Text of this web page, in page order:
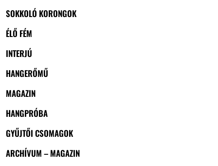
SOKKOLÓ KORONGOK
ÉLŐ FÉM
INTERJÚ
HANGERŐMŰ
MAGAZIN
HANGPRÓBA
GYŰJTŐI CSOMAGOK
ARCHÍVUM – MAGAZIN